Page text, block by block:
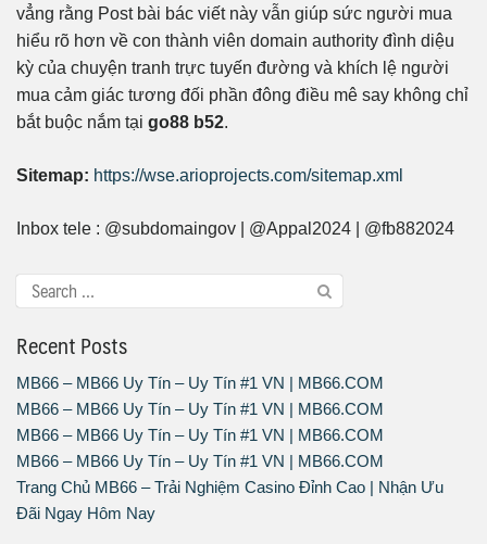
vẳng rằng Post bài bác viết này vẫn giúp sức người mua
hiểu rõ hơn về con thành viên domain authority đình diệu
kỳ của chuyện tranh trực tuyến đường và khích lệ người
mua cảm giác tương đối phần đông điều mê say không chỉ
bắt buộc nắm tại go88 b52.
Sitemap: https://wse.arioprojects.com/sitemap.xml
Inbox tele : @subdomaingov | @Appal2024 | @fb882024
Recent Posts
MB66 – MB66 Uy Tín – Uy Tín #1 VN | MB66.COM
MB66 – MB66 Uy Tín – Uy Tín #1 VN | MB66.COM
MB66 – MB66 Uy Tín – Uy Tín #1 VN | MB66.COM
MB66 – MB66 Uy Tín – Uy Tín #1 VN | MB66.COM
Trang Chủ MB66 – Trải Nghiệm Casino Đỉnh Cao | Nhận Ưu
Đãi Ngay Hôm Nay